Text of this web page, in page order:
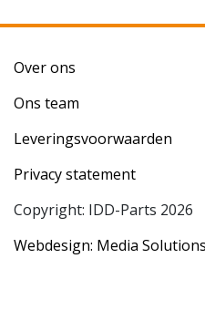
Over ons
Ons team
Leveringsvoorwaarden
Privacy statement
Copyright: IDD-Parts 2026
Webdesign: Media